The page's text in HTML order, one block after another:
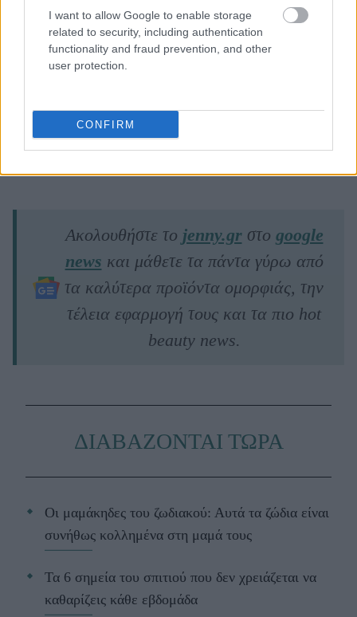
I want to allow Google to enable storage
related to security, including authentication
functionality and fraud prevention, and other
user protection.
CONFIRM
PURE COLOR LOVE LIPSTICK, 400
ESTÉE LAUDER
Ακολουθήστε το jenny.grστο google
news και μάθετε τα πάντα γύρω από
τα καλύτερα προϊόντα ομορφιάς, την
τέλεια εφαρμογή τους και τα πιο hot
beauty news.
ΔΙΑΒΑΖΟΝΤΑΙ ΤΩΡΑ
Οι μαμάκηδες του ζωδιακού: Αυτά τα ζώδια είναι
συνήθως κολλημένα στη μαμά τους
Τα 6 σημεία του σπιτιού που δεν χρειάζεται να
καθαρίζεις κάθε εβδομάδα